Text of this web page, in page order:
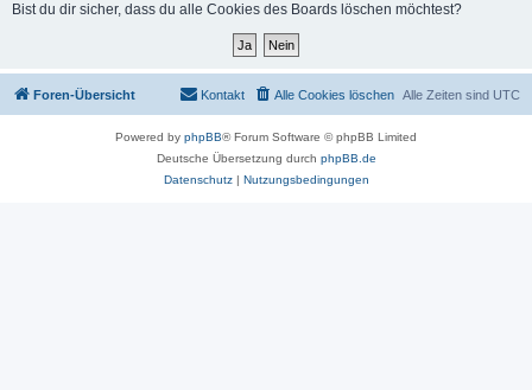
Bist du dir sicher, dass du alle Cookies des Boards löschen möchtest?
Foren-Übersicht Alle Zeiten sind UTC
Alle Cookies löschen
Kontakt
Powered by phpBB® Forum Software © phpBB Limited
Deutsche Übersetzung durch phpBB.de
Datenschutz| Nutzungsbedingungen